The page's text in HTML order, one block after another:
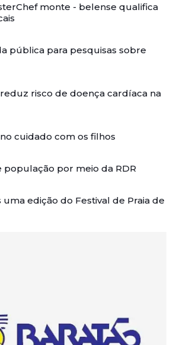
monte - belense qualifica
pública para pesquisas sobre
risco de doença cardíaca na
cuidado com os filhos
população por meio da RDR
uma edição do Festival de Praia de
Relacionados: